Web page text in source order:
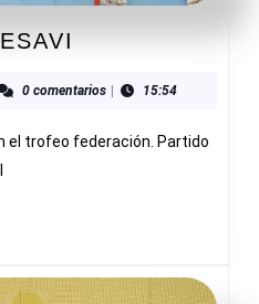
80
0 comentarios 15:54
el trofeo federación. Partido